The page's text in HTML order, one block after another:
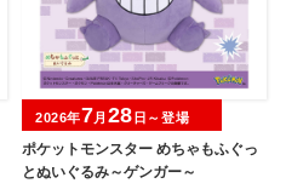
ポケットモンスター めちゃもふぐっ
とぬいぐるみ～ゲンガー～
2026年7月 28 日～登場